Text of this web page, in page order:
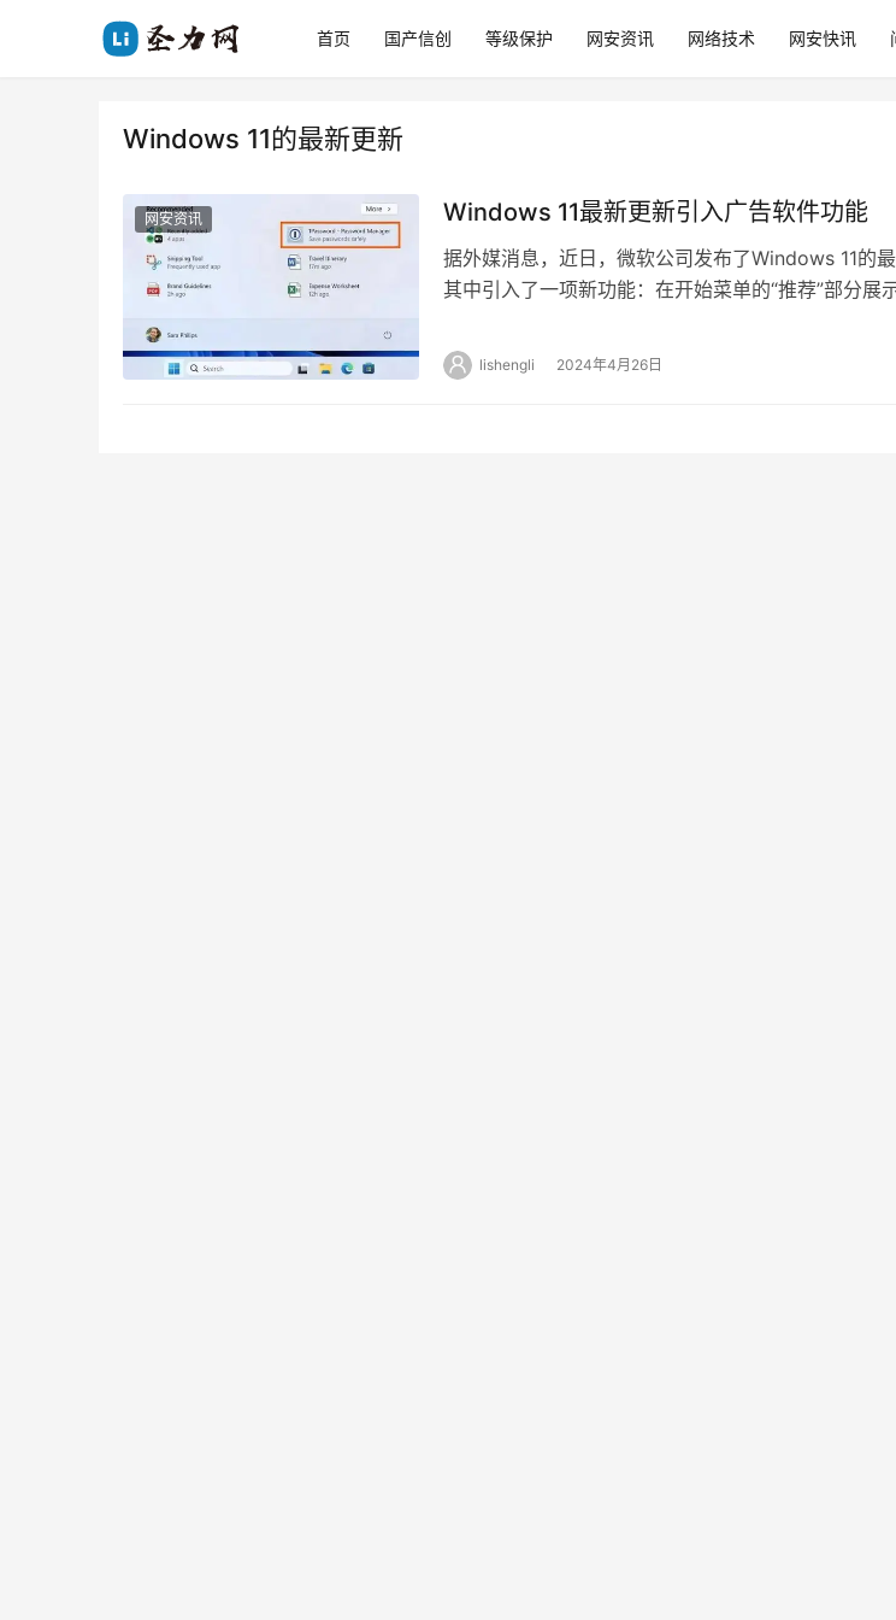
首页 国产信创 等级保护 网安资讯 网络技术 网安快讯
Windows 11的最新更新
网安资讯 Windows 11最新更新引入广告软件功能
据外媒消息，近日，微软公司发布了Windows 11的
其中引入了一项新功能：在开始菜单的“推荐”部分展
lishengli 2024年4月26日